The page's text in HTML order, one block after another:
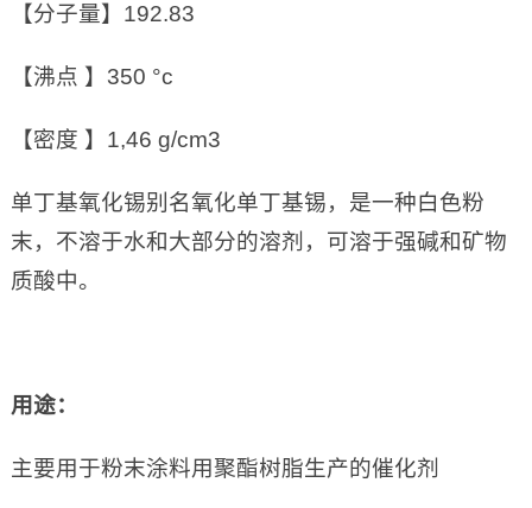
【分子量】192.83
【沸点 】350 °c
【密度 】1,46 g/cm3
单丁基氧化锡别名氧化单丁基锡，是一种白色粉
末，不溶于水和大部分的溶剂，可溶于强碱和矿物
质酸中。
用途：
主要用于粉末涂料用聚酯树脂生产的催化剂